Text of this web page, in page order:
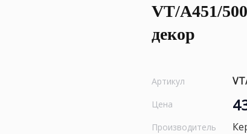
VT/A451/
декор
Артикул
Цена
Производитель